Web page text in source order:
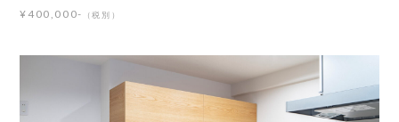
¥400,000- （税別）